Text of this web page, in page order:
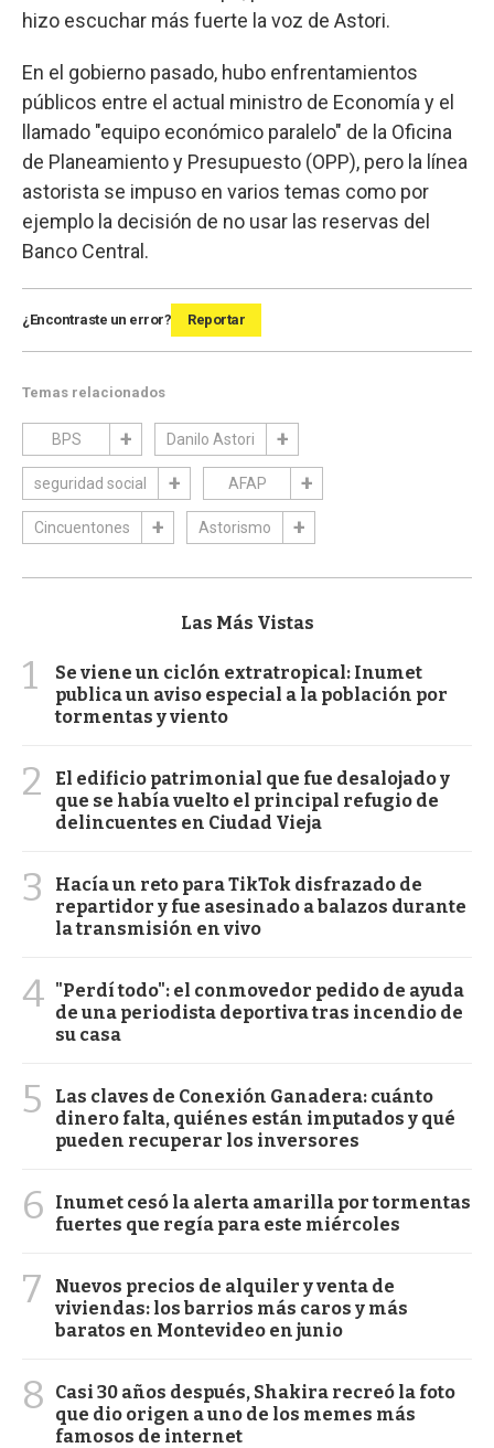
hizo escuchar más fuerte la voz de Astori.
En el gobierno pasado, hubo enfrentamientos
públicos entre el actual ministro de Economía y el
llamado "equipo económico paralelo" de la Oficina
de Planeamiento y Presupuesto (OPP), pero la línea
astorista se impuso en varios temas como por
ejemplo la decisión de no usar las reservas del
Banco Central.
¿Encontraste un error? Reportar
Temas relacionados
BPS Danilo Astori
seguridad social AFAP
Cincuentones Astorismo
Las Más Vistas
1
Se viene un ciclón extratropical: Inumet
publica un aviso especial a la población por
tormentas y viento
2
El edificio patrimonial que fue desalojado y
que se había vuelto el principal refugio de
delincuentes en Ciudad Vieja
3
Hacía un reto para TikTok disfrazado de
repartidor y fue asesinado a balazos durante
la transmisión en vivo
4 "Perdí todo": el conmovedor pedido de ayuda
de una periodista deportiva tras incendio de
su casa
5
Las claves de Conexión Ganadera: cuánto
dinero falta, quiénes están imputados y qué
pueden recuperar los inversores
6
Inumet cesó la alerta amarilla por tormentas
fuertes que regía para este miércoles
7
Nuevos precios de alquiler y venta de
viviendas: los barrios más caros y más
baratos en Montevideo en junio
8
Casi 30 años después, Shakira recreó la foto
que dio origen a uno de los memes más
famosos de internet